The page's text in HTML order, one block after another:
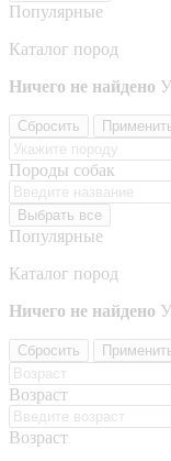
Популярные
Каталог пород
Ничего не найдено
Сбросить
Породы собак
Выбрать все
Популярные
Каталог пород
Ничего не найдено
Сбросить
Возраст
Возраст